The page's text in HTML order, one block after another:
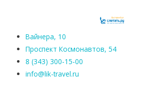
Вайнера, 10
Проспект Космонавтов, 54
8 (343) 300-15-00
info@lik-travel.ru